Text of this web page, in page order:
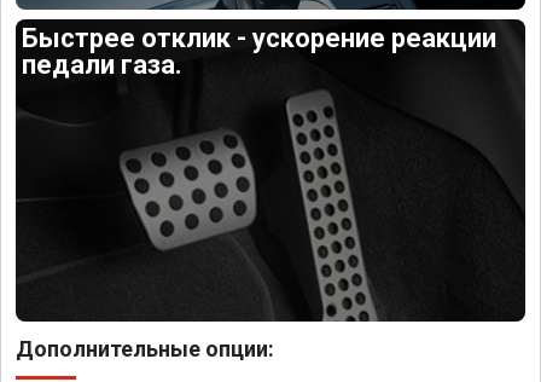
Быстрее отклик - ускорение реакции
педали газа.
Дополнительные опции: